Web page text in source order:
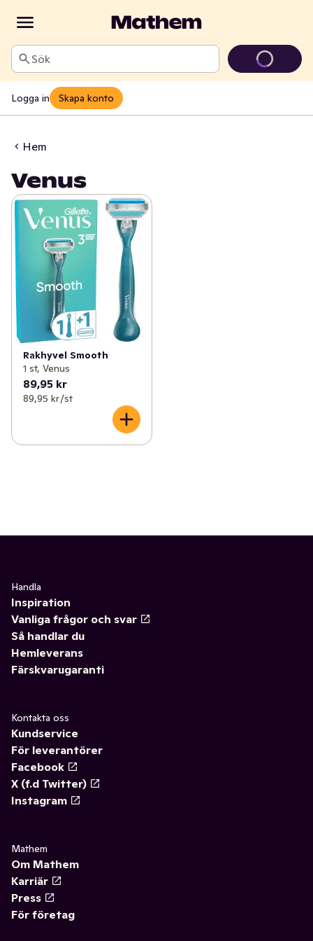
Sök
Logga in Skapa konto
Hem
Venus
Rakhyvel Smooth
1 st, Venus
89,95 kr
89,95 kr /st
Handla
Inspiration
Vanliga frågor och svar
Så handlar du
Hemleverans
Färskvarugaranti
Kontakta oss
Kundservice
För leverantörer
Facebook
X (f.d Twitter)
Instagram
Mathem
Om Mathem
Karriär
Press
För företag